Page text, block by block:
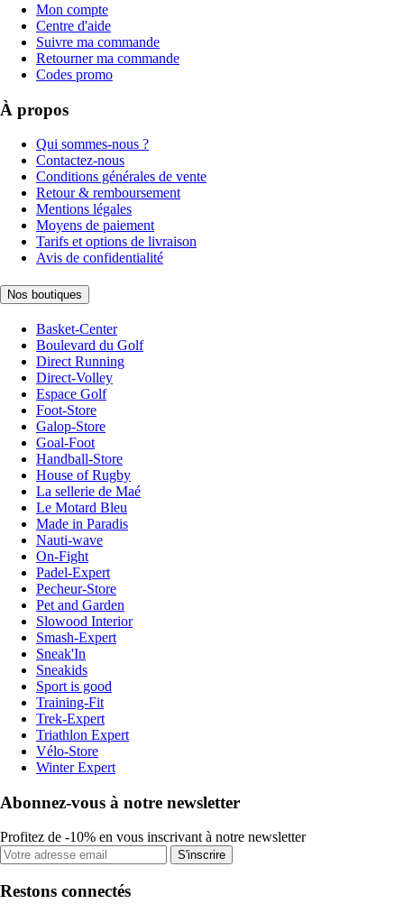
Mon compte
Centre d'aide
Suivre ma commande
Retourner ma commande
Codes promo
À propos
Qui sommes-nous ?
Contactez-nous
Conditions générales de vente
Retour & remboursement
Mentions légales
Moyens de paiement
Tarifs et options de livraison
Avis de confidentialité
Nos boutiques
Basket-Center
Boulevard du Golf
Direct Running
Direct-Volley
Espace Golf
Foot-Store
Galop-Store
Goal-Foot
Handball-Store
House of Rugby
La sellerie de Maé
Le Motard Bleu
Made in Paradis
Nauti-wave
On-Fight
Padel-Expert
Pecheur-Store
Pet and Garden
Slowood Interior
Smash-Expert
Sneak'In
Sneakids
Sport is good
Training-Fit
Trek-Expert
Triathlon Expert
Vélo-Store
Winter Expert
Abonnez-vous à notre newsletter
Profitez de -10% en vous inscrivant à notre newsletter
S'inscrire
Restons connectés